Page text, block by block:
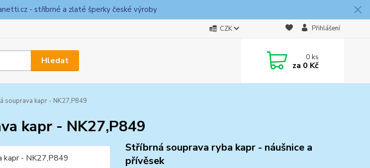
- stříbrné a zlaté šperky české výroby
CZK Přihlášení
Hledat 0ks
za 0 Kč
souprava kapr - NK27,P849
kapr - NK27,P849
Stříbrná souprava ryba kapr - náušnice a
přívěsek